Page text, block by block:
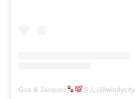
Gus & Jacques さん